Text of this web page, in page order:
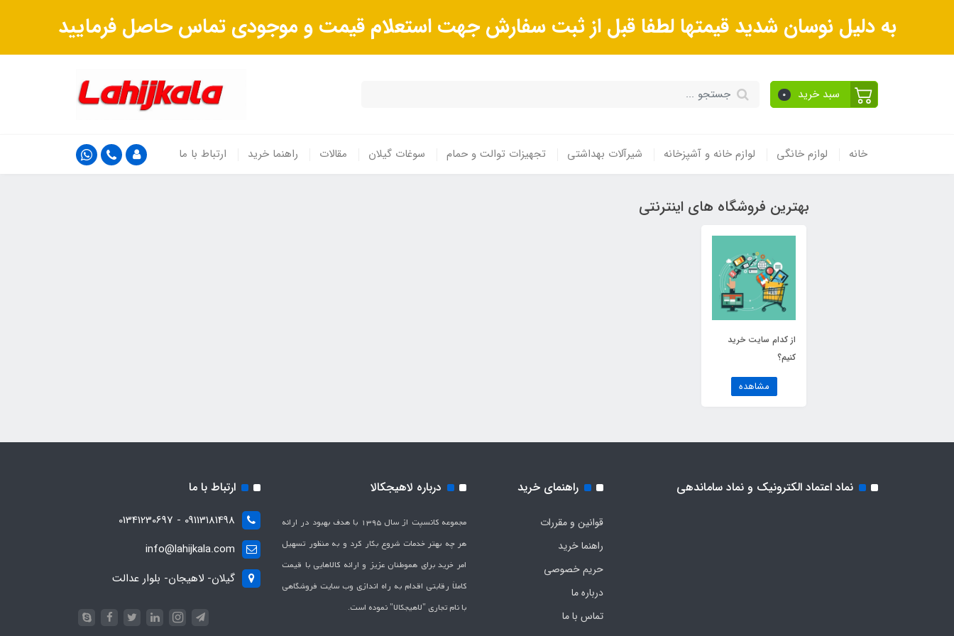
به دلیل نوسان شدید قیمتها لطفا قبل از ثبت سفارش جهت استعلام قیمت و موجودی تماس حاصل فرمایید
سبد خرید 0
خانه لوازم خانگی لوازم خانه و آشپزخانه شیرآلات بهداشتی تجهیزات توالت و حمام سوغات گیلان مقالات راهنما خرید ارتباط با ما
بهترین فروشگاه های اینترنتی
از کدام سایت خرید
کنیم؟
مشاهده
نماد اعتماد الکترونیک و نماد ساماندهی راهنمای خرید
قوانین و مقررات
راهنما خرید
حریم خصوصی
درباره ما
تماس با ما
درباره لاهیجکالا
مجموعه کانسپت از سال 1395 با هدف بهبود در ارائه
هر چه بهتر خدمات شروع بکار کرد و به منظور تسهیل
امر خرید برای هموطنان عزیز و ارائه کالاهایی با قیمت
کاملاَ رقابتی اقدام به راه اندازی وب سایت فروشگاهی
با نام تجاری "لاهیج­کالا" نموده است.
ارتباط با ما
09113181498 - 01341230697
info@lahijkala.com
گیلان- لاهیجان- بلوار عدالت